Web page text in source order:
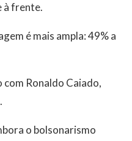
à frente.
é mais ampla: 49% a
Ronaldo Caiado,
o bolsonarismo